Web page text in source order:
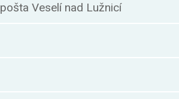
pošta Veselí nad Lužnicí